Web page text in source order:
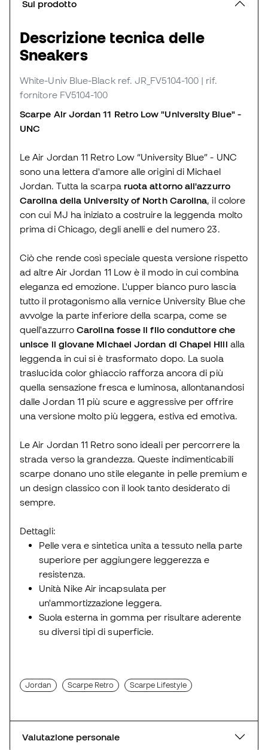
Sul prodotto
Descrizione tecnica delle
Sneakers
White-Univ Blue-Black ref. JR_FV5104-100 | rif.
fornitore FV5104-100
Scarpe Air Jordan 11 Retro Low "University Blue" -
UNC
Le Air Jordan 11 Retro Low “University Blue” - UNC
sono una lettera d'amore alle origini di Michael
Jordan. Tutta la scarpa ruota attorno all'azzurro
Carolina della University of North Carolina, il colore
con cui MJ ha iniziato a costruire la leggenda molto
prima di Chicago, degli anelli e del numero 23.
Ciò che rende così speciale questa versione rispetto
ad altre Air Jordan 11 Low è il modo in cui combina
eleganza ed emozione. L'upper bianco puro lascia
tutto il protagonismo alla vernice University Blue che
avvolge la parte inferiore della scarpa, come se
quell'azzurroCarolina fosse il filo conduttore che
unisce il giovane Michael Jordan di Chapel Hill alla
leggenda in cui si è trasformato dopo. La suola
traslucida color ghiaccio rafforza ancora di più
quella sensazione fresca e luminosa, allontanandosi
dalle Jordan 11 più scure e aggressive per offrire
una versione molto più leggera, estiva ed emotiva.
Le Air Jordan 11 Retro sono ideali per percorrere la
strada verso la grandezza. Queste indimenticabili
scarpe donano uno stile elegante in pelle premium e
un design classico con il look tanto desiderato di
sempre.
Dettagli:
Pelle vera e sintetica unita a tessuto nella parte
superiore per aggiungere leggerezza e
resistenza.
Unità Nike Air incapsulata per
un'ammortizzazione leggera.
Suola esterna in gomma per risultare aderente
su diversi tipi di superficie.
Jordan Scarpe Retro Scarpe Lifestyle
Valutazione personale